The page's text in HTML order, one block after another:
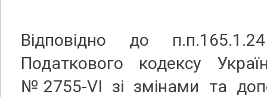
Відповідно до
Податкового кодексу
№2755-VI зі змінами та